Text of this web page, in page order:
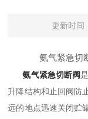
更新时间
氨气紧急切
氨气紧急切断阀
升降结构和止回阀防
远的地点迅速关闭贮